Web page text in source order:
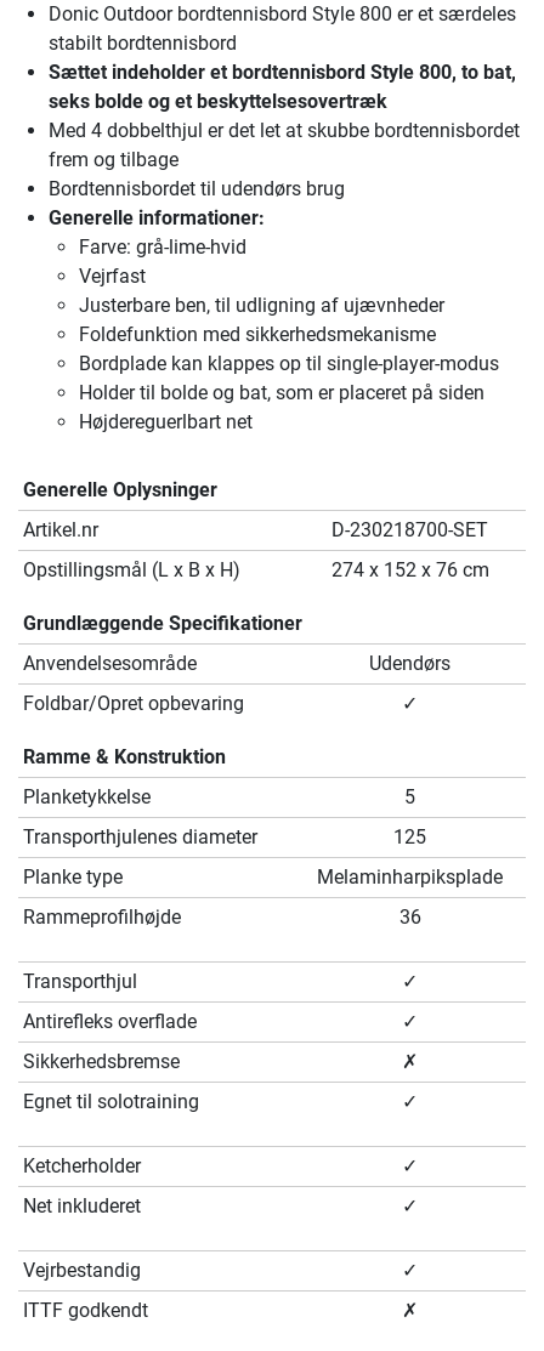
Donic Outdoor bordtennisbord Style 800 er et særdeles
stabilt bordtennisbord
Sættet indeholder et bordtennisbord Style 800, to bat,
seks bolde og et beskyttelsesovertræk
Med 4 dobbelthjul er det let at skubbe bordtennisbordet
frem og tilbage
Bordtennisbordet til udendørs brug
Generelle informationer:
Farve: grå-lime-hvid
Vejrfast
Justerbare ben, til udligning af ujævnheder
Foldefunktion med sikkerhedsmekanisme
Bordplade kan klappes op til single-player-modus
Holder til bolde og bat, som er placeret på siden
Højdereguerlbart net
Generelle Oplysninger
Artikel.nr
D-230218700-SET
Opstillingsmål (L x B x H)
274 x 152 x 76 cm
Grundlæggende Specifikationer
Anvendelsesområde
Udendørs
Foldbar/Opret opbevaring
✓
Ramme & Konstruktion
Planketykkelse
5
Transporthjulenes diameter
125
Planke type
Melaminharpiksplade
Rammeprofilhøjde
36
Transporthjul
✓
Antirefleks overflade
✓
Sikkerhedsbremse
✗
Egnet til solotraining
✓
Ketcherholder
✓
Net inkluderet
✓
Vejrbestandig
✓
ITTF godkendt
✗